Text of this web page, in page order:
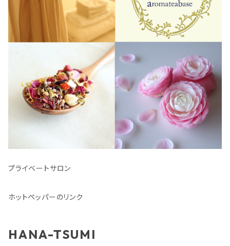
プライベートサロン
ホットペッパーのリンク
HANA-TSUMI